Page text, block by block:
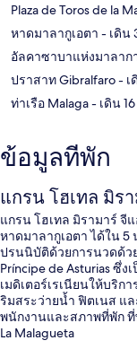
Plaza de Toros de la
หาดมาลากูเอตา - เดิน
อัลคาซาบาแห่งมาลาก
ปราสาท Gibralfaro- เ
ท่าเรือ Malaga- เดิน
ข้อมูลที่พัก
แกรน โฮเทล มิร
แกรน โฮเทล มิรามาร์ จี
หาดมาลากูเอตา ได้ใน 5
ปรนนิบัติด้วยการนวดด้ว
Príncipe de Asturias ซึ่
เมดิเตอร์เรเนียนให้บริก
ริมสระว่ายน้ำ ฟิตเนส แ
พนักงานและสภาพที่พัก
La Malagueta